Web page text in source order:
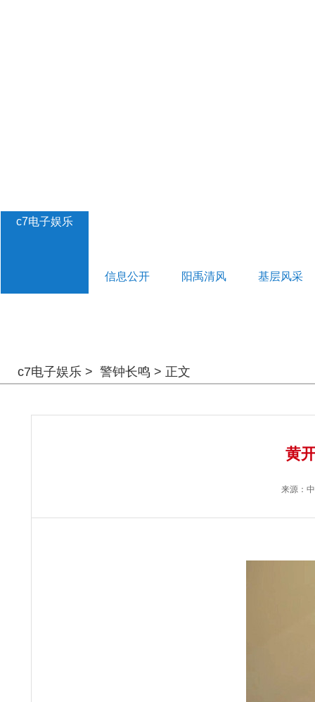
c7电子娱乐
信息公开 阳禹清风 基层风采
c7电子娱乐 > 警钟长鸣 > 正文
黄
来源：